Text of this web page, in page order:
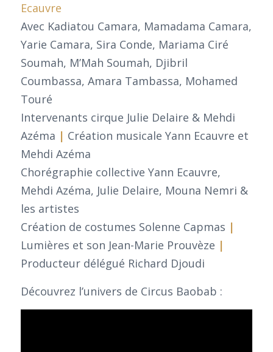
Ecauvre
Avec Kadiatou Camara, Mamadama Camara,
Yarie Camara, Sira Conde, Mariama Ciré
Soumah, M’Mah Soumah, Djibril
Coumbassa, Amara Tambassa, Mohamed
Touré
Intervenants cirque Julie Delaire & Mehdi
Azéma | Création musicale Yann Ecauvre et
Mehdi Azéma
Chorégraphie collective Yann Ecauvre,
Mehdi Azéma, Julie Delaire, Mouna Nemri &
les artistes
Création de costumes Solenne Capmas |
Lumières et son Jean-Marie Prouvèze |
Producteur délégué Richard Djoudi
Découvrez l’univers de Circus Baobab :